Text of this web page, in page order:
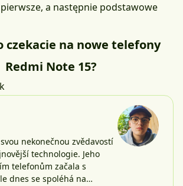
a następnie podstawowe
czekacie na nowe telefony
Redmi Note 15?
nekonečnou zvědavostí
technologie. Jeho
telefonům začala s
dnes se spoléhá na…